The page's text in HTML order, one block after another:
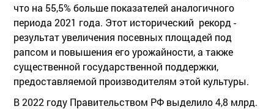
что на 55,5% больше показателей аналогичного
периода 2021 года. Этот исторический рекорд -
результат увеличения посевных площадей под
рапсом и повышения его урожайности, а также
существенной государственной поддержки,
предоставляемой производителям этой культуры.
В 2022 году Правительством РФ выделило 4,8 млрд.